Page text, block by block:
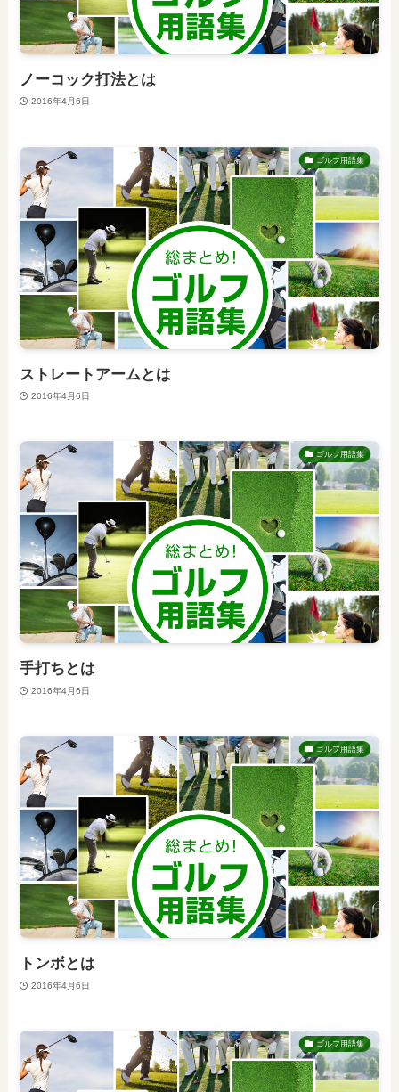
ノーコック打法とは
2016年4月6日
ゴルフ用語集
ストレートアームとは
2016年4月6日
ゴルフ用語集
手打ちとは
2016年4月6日
ゴルフ用語集
トンボとは
2016年4月6日
ゴルフ用語集